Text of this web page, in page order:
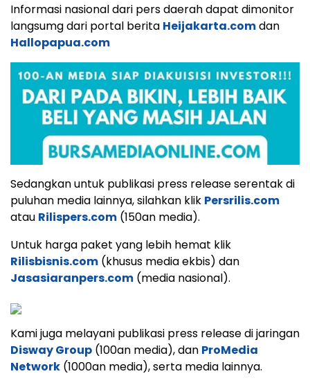
Informasi nasional dari pers daerah dapat dimonitor
langsumg dari portal berita Heijakarta.comdan
Hallopapua.com
Sedangkan untuk publikasi press release serentak di
puluhan media lainnya, silahkan klik Persrilis.com
atau Rilispers.com (150an media).
Untuk harga paket yang lebih hemat klik
Rilisbisnis.com (khusus media ekbis) dan
Jasasiaranpers.com (media nasional).
Kami juga melayani publikasi press release di jaringan
Disway Group (100an media), dan ProMedia
Network (1000an media), serta media lainnya.